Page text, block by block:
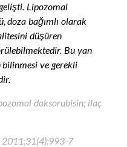
Lipozomal
doza bağımlı olarak
düşüren
Bu yan
ve gerekli
doksorubisin; ilaç
2011;31(4):993-7